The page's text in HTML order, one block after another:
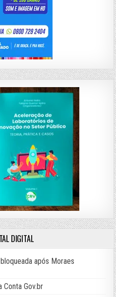
DIGITAL
após Moraes
Conta Gov.br